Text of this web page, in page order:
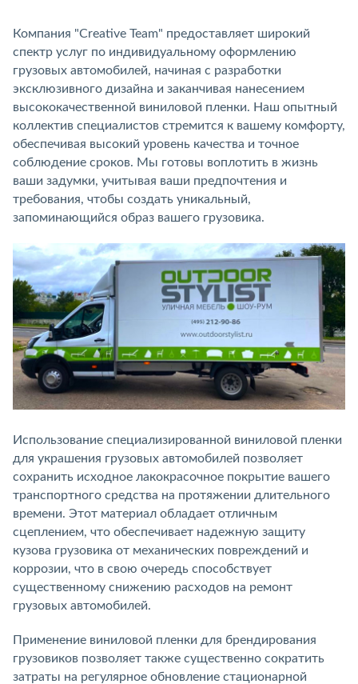
Компания "Creative Team" предоставляет широкий
спектр услуг по индивидуальному оформлению
грузовых автомобилей, начиная с разработки
эксклюзивного дизайна и заканчивая нанесением
высококачественной виниловой пленки. Наш опытный
коллектив специалистов стремится к вашему комфорту,
обеспечивая высокий уровень качества и точное
соблюдение сроков. Мы готовы воплотить в жизнь
ваши задумки, учитывая ваши предпочтения и
требования, чтобы создать уникальный,
запоминающийся образ вашего грузовика.
Использование специализированной виниловой пленки
для украшения грузовых автомобилей позволяет
сохранить исходное лакокрасочное покрытие вашего
транспортного средства на протяжении длительного
времени. Этот материал обладает отличным
сцеплением, что обеспечивает надежную защиту
кузова грузовика от механических повреждений и
коррозии, что в свою очередь способствует
существенному снижению расходов на ремонт
грузовых автомобилей.
Применение виниловой пленки для брендирования
грузовиков позволяет также существенно сократить
затраты на регулярное обновление стационарной